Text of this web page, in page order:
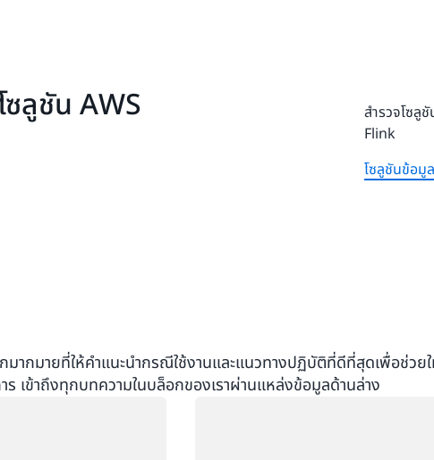
การตรว
เริ่ม
ลูชัน AWS
สำรวจโซลู
Flink
โซลูชันข้อมู
มากมายที่ให้คำแนะนำกรณีใช้งานและแนวทางปฏิบัติที่ดีที่สุดเพื่อช่วย
ร เข้าถึงทุกบทความในบล็อกของเราผ่านแหล่งข้อมูลด้านล่าง